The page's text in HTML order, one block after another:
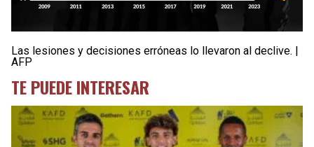
Las lesiones y decisiones erróneas lo llevaron al declive. |
AFP
TE PUEDE INTERESAR